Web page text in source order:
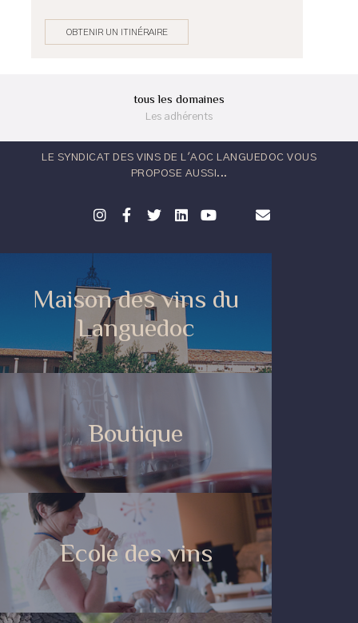
OBTENIR UN ITINÉRAIRE
tous les domaines
Les adhérents
LE SYNDICAT DES VINS DE L'AOC LANGUEDOC VOUS
PROPOSE AUSSI...
Maison des vins du
Languedoc
Boutique
Ecole des vins